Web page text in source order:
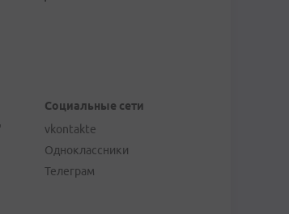
Социальные сети
vkontakte
Одноклассники
Телеграм